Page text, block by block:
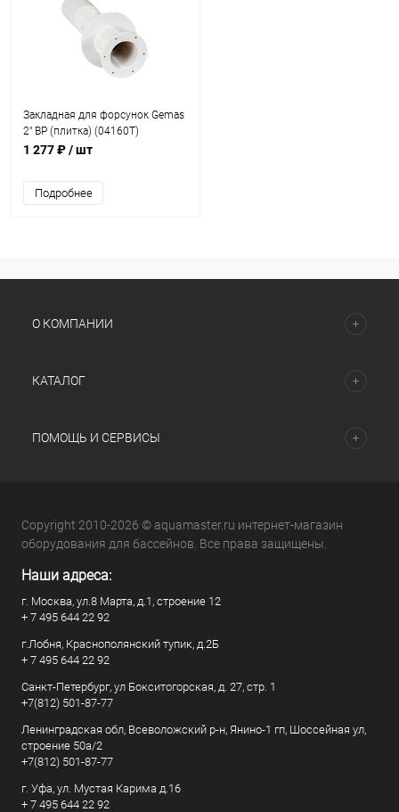
Закладная для форсунок Gemas
2" ВР (плитка) (04160T)
1 277 ₽/ шт
Подробнее
О КОМПАНИИ
КАТАЛОГ
ПОМОЩЬ И СЕРВИСЫ
Copyright 2010-2026 © aquamaster.ru интернет-магазин
оборудования для бассейнов. Все права защищены.
Наши адреса:
г. Москва, ул.8 Марта, д.1, строение 12
+ 7 495 644 22 92
г.Лобня, Краснополянский тупик, д.2Б
+ 7 495 644 22 92
Санкт-Петербург, ул Бокситогорская, д. 27, стр. 1
+7(812) 501-87-77
Ленинградская обл, Всеволожский р-н, Янино-1 гп, Шоссейная ул,
строение 50а/2
+7(812) 501-87-77
г. Уфа, ул. Мустая Карима д.16
+ 7 495 644 22 92